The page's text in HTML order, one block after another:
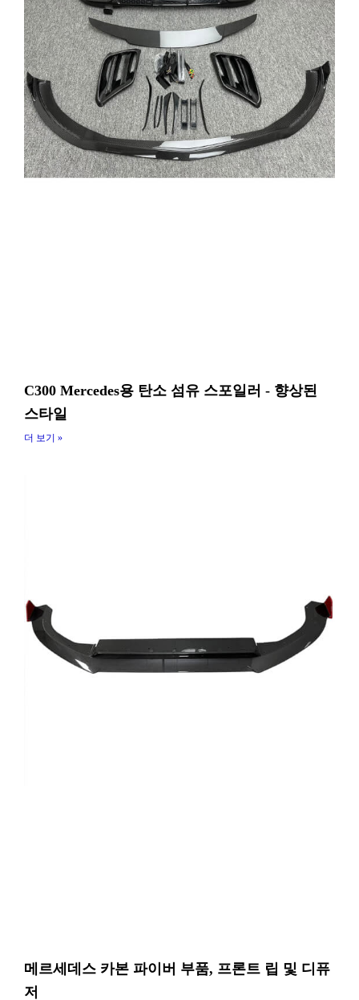
C300 Mercedes용 탄소 섬유 스포일러 - 향상된
스타일
더 보기 »
메르세데스 카본 파이버 부품, 프론트 립 및 디퓨
저